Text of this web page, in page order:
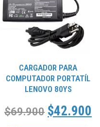
CARGADOR PARA
COMPUTADOR PORTATÍL
LENOVO 80YS
$69.900 $42.900